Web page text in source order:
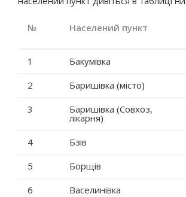
№ Населений пункт
1 Бакумівка
2
Баришівка (місто)
3
Баришівка (Совхоз,
лікарня)
4 Бзів
5
Борщів
6
Васелинівка